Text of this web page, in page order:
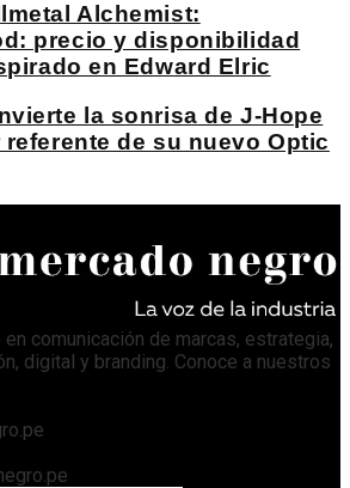
Alchemist:
precio y disponibilidad
en Edward Elric
la sonrisa de J-Hope
referente de su nuevo Optic
comunicación de marcas, estrategia,
digital y branding. Conoce a nuestros